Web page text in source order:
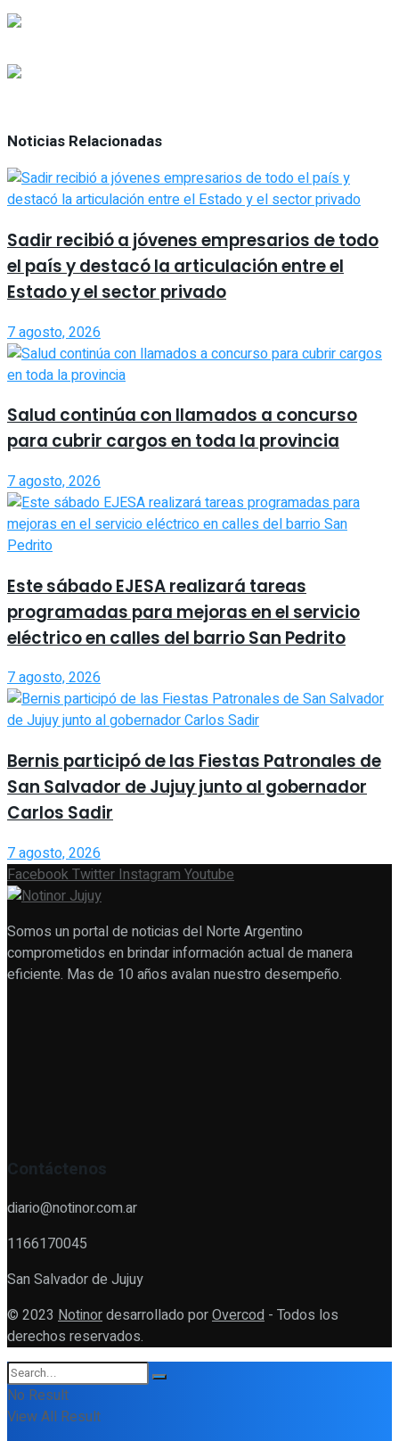
Noticias Relacionadas
Sadir recibió a jóvenes empresarios de todo
el país y destacó la articulación entre el
Estado y el sector privado
7 agosto, 2026
Salud continúa con llamados a concurso
para cubrir cargos en toda la provincia
7 agosto, 2026
Este sábado EJESA realizará tareas
programadas para mejoras en el servicio
eléctrico en calles del barrio San Pedrito
7 agosto, 2026
Bernis participó de las Fiestas Patronales de
San Salvador de Jujuy junto al gobernador
Carlos Sadir
7 agosto, 2026
FacebookTwitterInstagramYoutube
Somos un portal de noticias del Norte Argentino
comprometidos en brindar información actual de manera
eficiente. Mas de 10 años avalan nuestro desempeño.
Contáctenos
diario@notinor.com.ar
1166170045
San Salvador de Jujuy
© 2023 Notinordesarrollado porOvercod - Todos los
derechos reservados.
No Result
View All Result